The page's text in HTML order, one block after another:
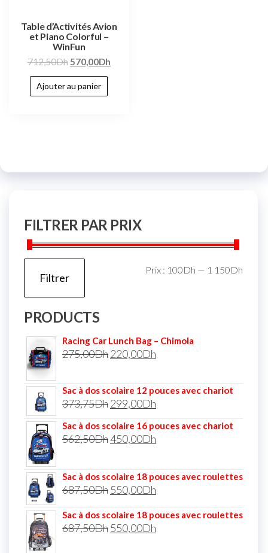
Table d’Activités Avion
et Piano Colorful –
WinFun
712,50Dh570,00Dh
Ajouter au panier
FILTRER PAR PRIX
Filtrer
Prix : 100Dh — 1 150Dh
PRODUCTS
Racing Car Lunch Bag – Chimola
275,00Dh220,00Dh
Sac à dos scolaire 12 pouces avec chariot
373,75Dh299,00Dh
Sac à dos scolaire 16 pouces avec chariot
562,50Dh450,00Dh
Sac à dos scolaire 18 pouces avec roulettes
687,50Dh550,00Dh
Sac à dos scolaire 18 pouces avec roulettes
687,50Dh550,00Dh